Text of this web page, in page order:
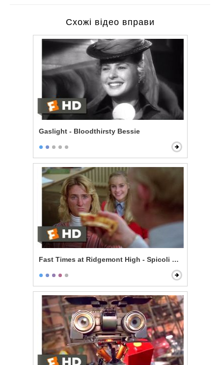
Схожі відео вправи
Gaslight - Bloodthirsty Bessie
Fast Times at Ridgemont High - Spicoli Orders a Pizza